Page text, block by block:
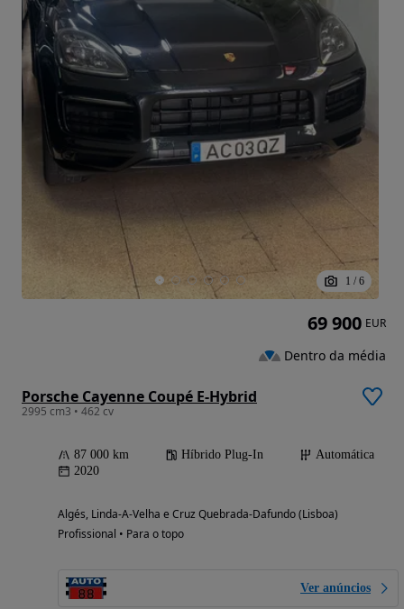
1 / 6
Porsche Cayenne Coupé E-Hybrid
2995 cm3 • 462 cv
87 000 km Híbrido Plug-In
Automática
2020
Algés, Linda-A-Velha e Cruz Quebrada-Dafundo (Lisboa)
Profissional • Para o topo
Ver anúncios
69 900 EUR
Dentro da média